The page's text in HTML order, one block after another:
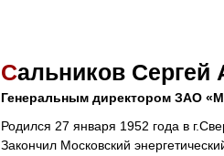
Сальников Сергей
Генеральным директором ЗАО
Родился 27 января 1952 года в
Закончил Московский